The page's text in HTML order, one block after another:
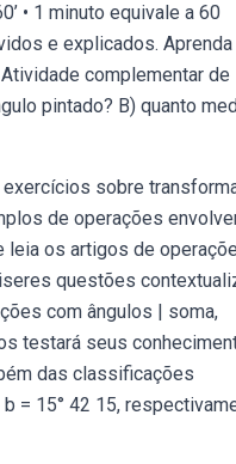
• 1 minuto equivale a 60
e explicados.
complementar de
pintado? B) quanto
sobre
de operações
leia os artigos de
questões
com ângulos | soma,
testará seus
das classificações
= 15° 42 15,